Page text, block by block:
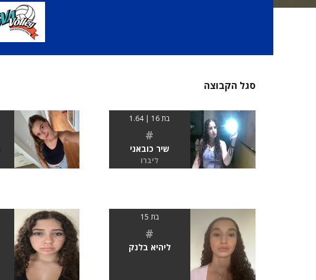
סגל הקבוצה
בת 16 | 1.64
#
שיר כובאני
ליברו
בת 15
#
ליהיא בלנק